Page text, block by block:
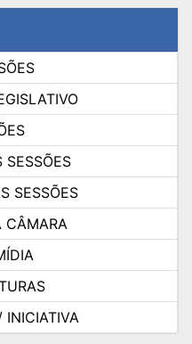
SESSÕES
SESSÕES
CÂMARA
INICIATIVA